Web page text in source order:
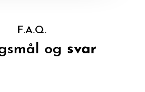
F.A.Q.
og svar